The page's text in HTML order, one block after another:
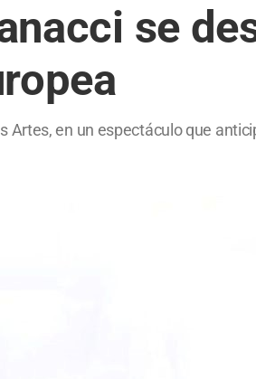
se
Artes, en un espectáculo que